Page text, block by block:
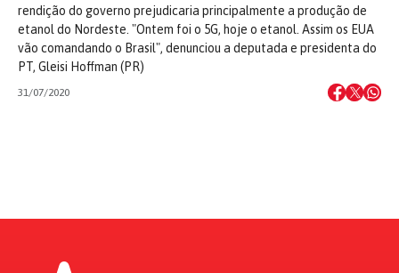
rendição do governo prejudicaria principalmente a produção de
etanol do Nordeste. "Ontem foi o 5G, hoje o etanol. Assim os EUA
vão comandando o Brasil", denunciou a deputada e presidenta do
PT, Gleisi Hoffman (PR)
31/07/2020